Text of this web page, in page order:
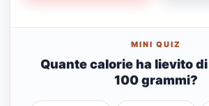
MINI QUIZ
Quante calorie ha lievito
100 grammi?